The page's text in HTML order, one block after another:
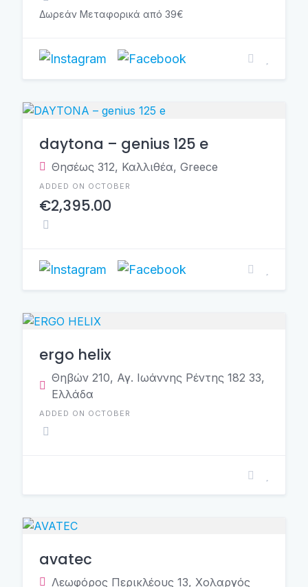
Δωρεάν Μεταφορικά από 39€
daytona – genius 125 e
Θησέως 312, Καλλιθέα, Greece
ADDED ON OCTOBER
€2,395.00
ergo helix
Θηβών 210, Αγ. Ιωάννης Ρέντης 182 33,
Ελλάδα
ADDED ON OCTOBER
avatec
Λεωφόρος Περικλέους 13, Χολαργός